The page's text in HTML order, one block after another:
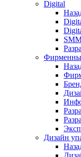
Digital
Дизайн